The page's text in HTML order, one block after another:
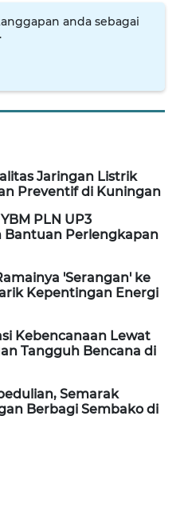
anda sebagai
Jaringan Listrik
Preventif di Kuningan
PLN UP3
Bantuan Perlengkapan
'Serangan' ke
Kepentingan Energi
Kebencanaan Lewat
Tangguh Bencana di
Semarak
Berbagi Sembako di